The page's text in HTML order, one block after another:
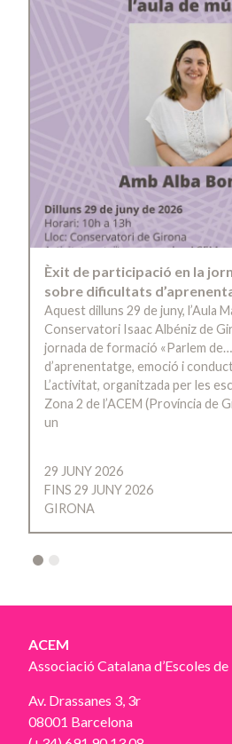
Èxit de participació en la
sobre dificultats
Aquest dilluns 29 de juny, l’Aula
Conservatori Isaac Albéniz de
jornada de formació «Parlem
d’aprenentatge, emoció i
L’activitat, organitzada per les
Zona 2 de l’ACEM (Província de
un
29 JUNY 2026
FINS 29 JUNY 2026
GIRONA
ACEM
Associació Catalana d’Escoles
Av. Drassanes 3, 3r
08001 Barcelona